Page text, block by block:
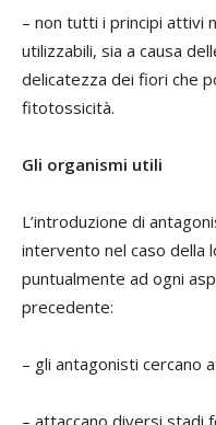
– non tutti i principi attivi
utilizzabili, sia a causa
delicatezza dei fiori che
fitotossicità.
Gli organismi utili
L’introduzione di
intervento nel caso della
puntualmente ad ogni
precedente:
– gli antagonisti cercano